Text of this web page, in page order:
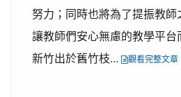
努力；同時也將為了提振教
讓教師們安心無慮的教學平
新竹出於舊竹枝...
觀看完整文章